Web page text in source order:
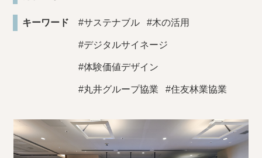
キーワード #サステナブル #木の活用
#デジタルサイネージ
#体験価値デザイン
#丸井グループ協業 #住友林業協業